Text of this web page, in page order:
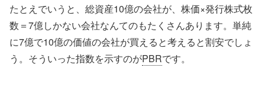
たとえでいうと、総資産10億の会社が、株価×発行株式枚
数＝7億しかない会社なんてのもたくさんあります。単純
に7億で10億の価値の会社が買えると考えると割安でしょ
う。そういった指数を示すのがPBRです。